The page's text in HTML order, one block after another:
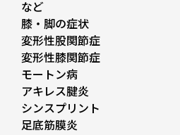
など
膝・脚の症状
変形性股関節症
変形性膝関節症
モートン病
アキレス腱炎
シンスプリント
足底筋膜炎